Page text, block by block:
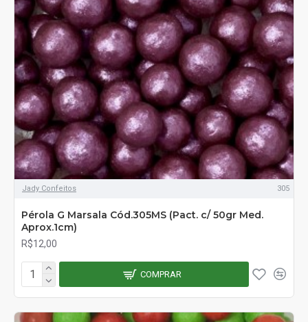
Jady Confeitos 305
Pérola G Marsala Cód.305MS (Pact. c/ 50gr Med.
Aprox.1cm)
R$12,00
COMPRAR